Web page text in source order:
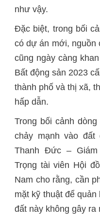
như vậy.
Đặc biệt, trong bối
có dự án mới, nguồn
cũng ngày càng
Bất động sản 2023
thành phố và thị xã,
hấp dẫn.
Trong bối cảnh
chảy mạnh vào
Thanh Đức –
Trọng tài viên Hội
Nam cho rằng, cần
mặt kỹ thuật để
đất này không gây ra